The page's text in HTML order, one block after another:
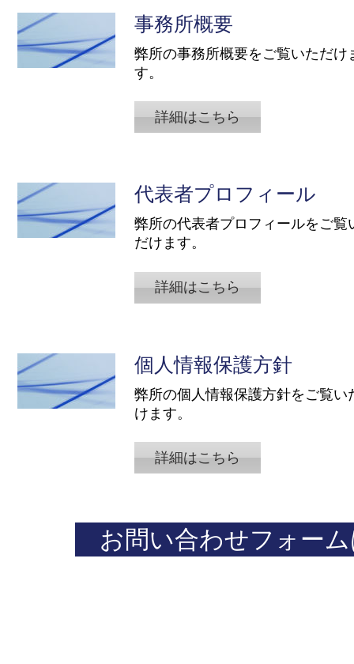
事務所概要
弊所の事務所概要をご覧いただけ
す。
詳細はこちら
代表者プロフィール
弊所の代表者プロフィールをご覧
だけます。
詳細はこちら
個人情報保護方針
弊所の個人情報保護方針をご覧い
けます。
詳細はこちら
お問い合わせフォー